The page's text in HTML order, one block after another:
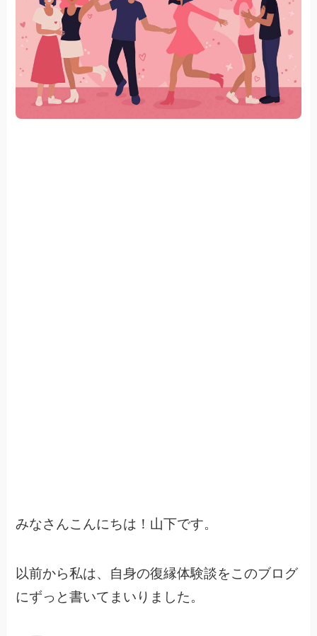
みなさんこんにちは！山下です。
以前から私は、自身の復縁体験談をこのブログ
にずっと書いてまいりました。